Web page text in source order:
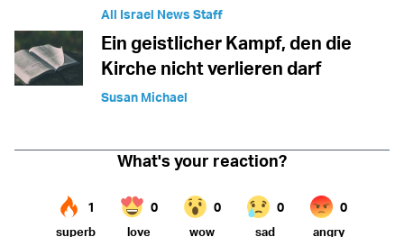
All Israel News Staff
Ein geistlicher Kampf, den die
Kirche nicht verlieren darf
Susan Michael